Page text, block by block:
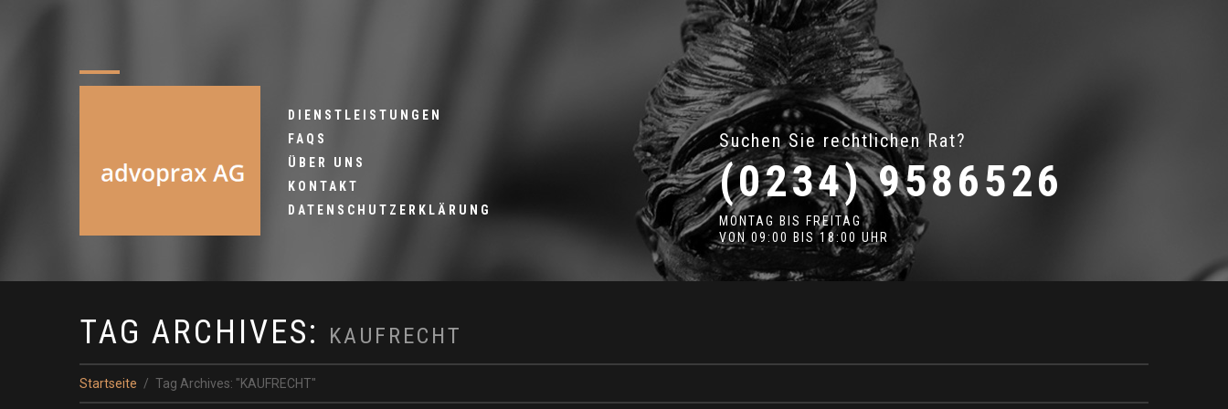
DIENSTLEISTUNGEN
FAQS
ÜBER UNS
KONTAKT
DATENSCHUTZERKLÄRUNG
Suchen Sie rechtlichen Rat?
(0234) 9586526
MONTAG BIS FREITAG
VON 09:00 BIS 18:00 UHR
TAG ARCHIVES: KAUFRECHT
Startseite Tag Archives: "KAUFRECHT"